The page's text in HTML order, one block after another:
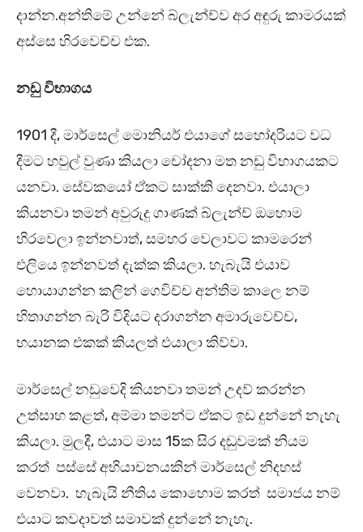
දාන්න.අන්තිමේ උන්නේ බ්ලැන්ච්ව අර අඳුරු කාමරයක්
අස්සෙ හිරවෙච්ච එක.
නඩු විභාගය
1901 දී, මාර්සෙල් මොනියර් එයාගේ සහෝදරියට වධ
දීමට හවුල් වුණා කියලා චෝදනා මත නඩු විභාගයකට
යනවා. සේවකයෝ ඒකට සාක්කි දෙනවා. එයාලා
කියනවා තමන් අවුරුදු ගාණක් බ්ලැන්ච් ඔහොම
හිරවෙලා ඉන්නවාත්, සමහර වෙලාවට කාමරෙන්
එලියෙ ඉන්නවත් දැක්ක කියලා. හැබැයි එයාව
හොයාගන්න කලින් ගෙවිච්ච අන්තිම කාලෙ නම්
හිතාගන්න බැරි විදියට දරාගන්න අමාරුවෙච්ච,
භයානක එකක් කියලත් එයාලා කිව්වා.
මාර්සෙල් නඩුවෙදි කියනවා තමන් උදව් කරන්න
උත්සාහ කළත්, අම්මා තමන්ට ඒකට ඉඩ දුන්නේ නැහැ
කියලා. මුලදී, එයාට මාස 15ක සිර දඬුවමක් නියම
කරත් පස්සේ අභියාචනයකින් මාර්සෙල් නිදහස්
වෙනවා. හැබැයි නීතිය කොහොම කරත් සමාජය නම්
එයාට කවදාවත් සමාවක් දුන්නේ නැහැ.